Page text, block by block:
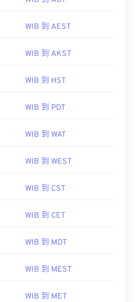
WIB 到 AEST
WIB 到 AKST
WIB 到 HST
WIB 到 PDT
WIB 到 WAT
WIB 到 WEST
WIB 到 CST
WIB 到 CET
WIB 到 MDT
WIB 到 MEST
WIB 到 MET